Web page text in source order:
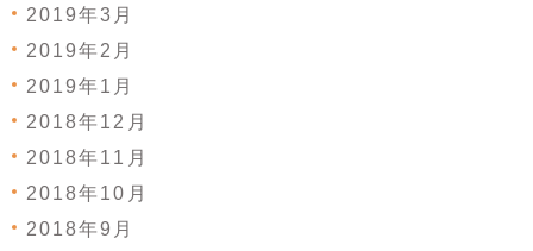
2019年3月
2019年2月
2019年1月
2018年12月
2018年11月
2018年10月
2018年9月